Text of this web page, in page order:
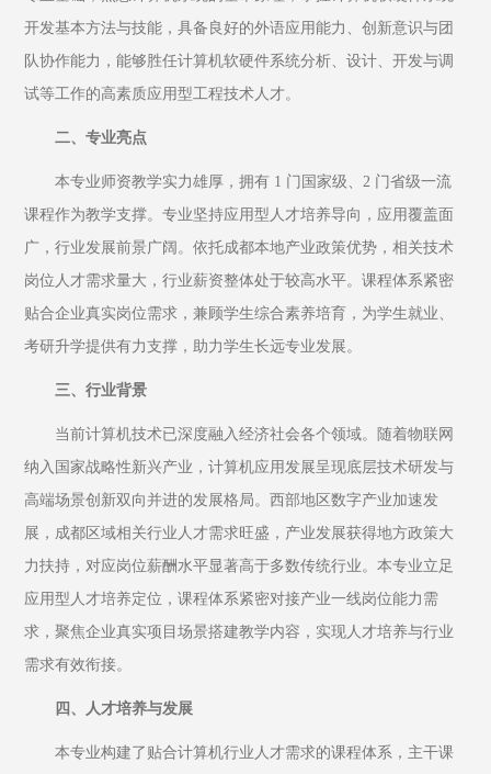
开发基本方法与技能，具备良好的外语应用能力、创新意识与团
队协作能力，能够胜任计算机软硬件系统分析、设计、开发与调
试等工作的高素质应用型工程技术人才。
二、专业亮点
本专业师资教学实力雄厚，拥有 1 门国家级、2 门省级一流
课程作为教学支撑。专业坚持应用型人才培养导向，应用覆盖面
广，行业发展前景广阔。依托成都本地产业政策优势，相关技术
岗位人才需求量大，行业薪资整体处于较高水平。课程体系紧密
贴合企业真实岗位需求，兼顾学生综合素养培育，为学生就业、
考研升学提供有力支撑，助力学生长远专业发展。
三、行业背景
当前计算机技术已深度融入经济社会各个领域。随着物联网
纳入国家战略性新兴产业，计算机应用发展呈现底层技术研发与
高端场景创新双向并进的发展格局。西部地区数字产业加速发
展，成都区域相关行业人才需求旺盛，产业发展获得地方政策大
力扶持，对应岗位薪酬水平显著高于多数传统行业。本专业立足
应用型人才培养定位，课程体系紧密对接产业一线岗位能力需
求，聚焦企业真实项目场景搭建教学内容，实现人才培养与行业
需求有效衔接。
四、人才培养与发展
本专业构建了贴合计算机行业人才需求的课程体系，主干课